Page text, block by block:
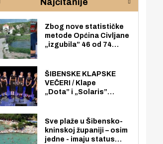
Najčitanije
Zbog nove statističke
metode Općina Civljane
„izgubila” 46 od 74
nego radno sposobnih
osoba među svojih 170
stanovnika.
ŠIBENSKE KLAPSKE
VEČERI / Klape
„Dota” i „Solaris”
loži
Sve plaže u Šibensko-
kninskoj županiji – osim
jedne - imaju status